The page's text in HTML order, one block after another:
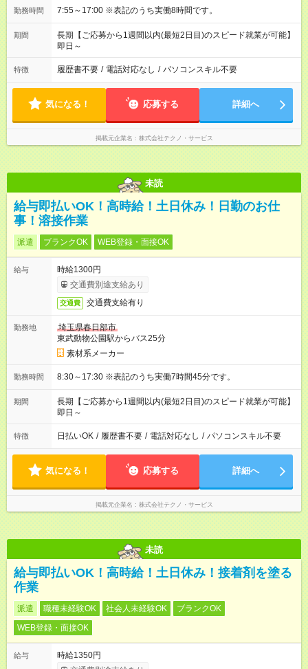
勤務時間 7:55～17:00 ※表記のうち実働8時間です。
期間
長期【ご応募から1週間以内(最短2日目)のスピード就業が可能】
即日～
特徴 履歴書不要 / 電話対応なし / パソコンスキル不要
気になる！ 応募する 詳細へ
掲載元企業名 株式会社テクノ・サービス
未読
給与即払いOK！高時給！土日休み！日勤のお仕
事！溶接作業
派遣 ブランクOK WEB登録・面接OK
給与
時給1300円
交通費別途支給あり
交通費 交通費支給有り
勤務地
埼玉県春日部市
東武動物公園駅からバス25分
素材系メーカー
勤務時間 8:30～17:30 ※表記のうち実働7時間45分です。
期間
長期【ご応募から1週間以内(最短2日目)のスピード就業が可能】
即日～
特徴 日払いOK / 履歴書不要 / 電話対応なし / パソコンスキル不要
気になる！ 応募する 詳細へ
掲載元企業名 株式会社テクノ・サービス
未読
給与即払いOK！高時給！土日休み！接着剤を塗る
作業
派遣 職種未経験OK 社会人未経験OK
ブランクOK
WEB登録・面接OK
給与
時給1350円